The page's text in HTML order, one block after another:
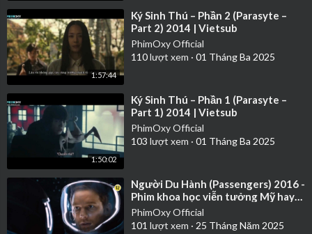
1:57:44
⁣Ký Sinh Thú – Phần 2 (Parasyte –
Part 2) 2014 | Vietsub
PhimOxy Official
110lượt xem · 01 Tháng Ba 2025
1:50:02
⁣Ký Sinh Thú – Phần 1 (Parasyte –
Part 1) 2014 | Vietsub
PhimOxy Official
103 lượt xem · 01 Tháng Ba 2025
⁣Người Du Hành (Passengers) 2016 -
Phim khoa học viễn tưởng Mỹ hay
nhất | Thuyết Minh
PhimOxy Official
101 lượt xem · 25 Tháng Năm 2025